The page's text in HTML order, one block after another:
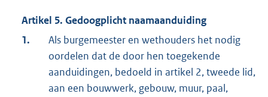
Artikel 5. Gedoogplicht naamaanduiding
1.
Als burgemeester en wethouders het nodig
oordelen dat de door hen toegekende
aanduidingen, bedoeld in artikel 2, tweede lid,
aan een bouwwerk, gebouw, muur, paal,